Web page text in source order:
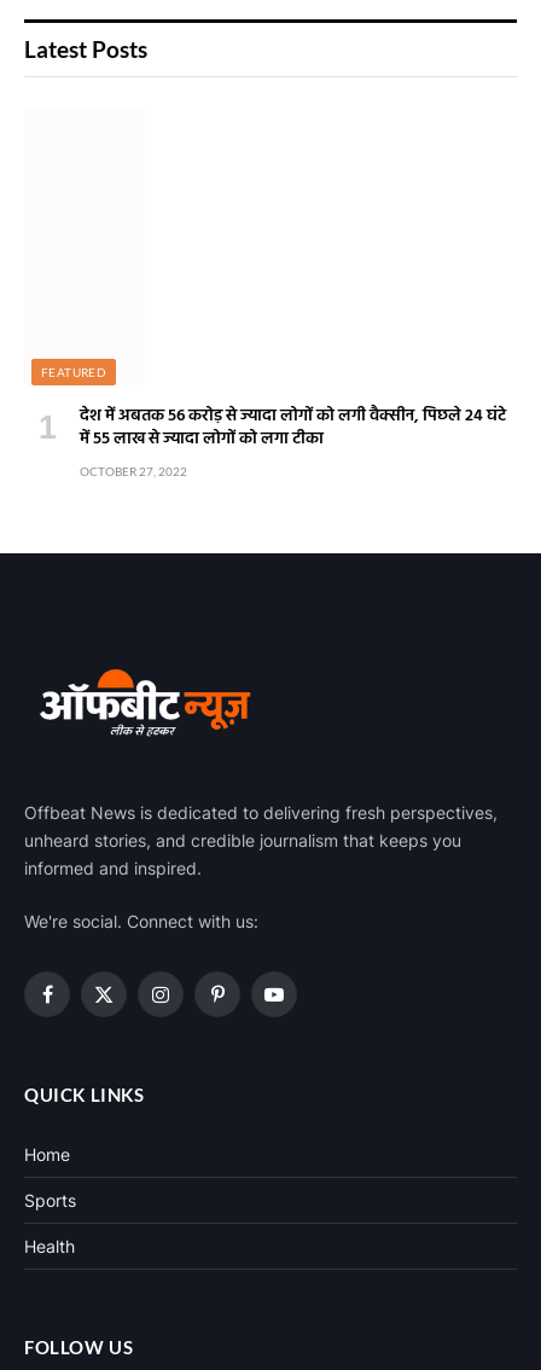
Latest Posts
FEATURED
देश में अबतक 56 करोड़ से ज्यादा लोगों को लगी वैक्सीन, पिछले 24 घंटे
में 55 लाख से ज्यादा लोगों को लगा टीका
OCTOBER 27, 2022
Offbeat News is dedicated to delivering fresh perspectives,
unheard stories, and credible journalism that keeps you
informed and inspired.
We're social. Connect with us:
Facebook
X
InstagramPinterestYouTube
QUICK LINKS
Home
Sports
Health
FOLLOW US